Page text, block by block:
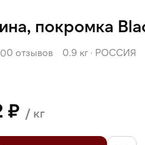
покромка
00 отзывов 0.9 кг · РОССИЯ
₽ / кг